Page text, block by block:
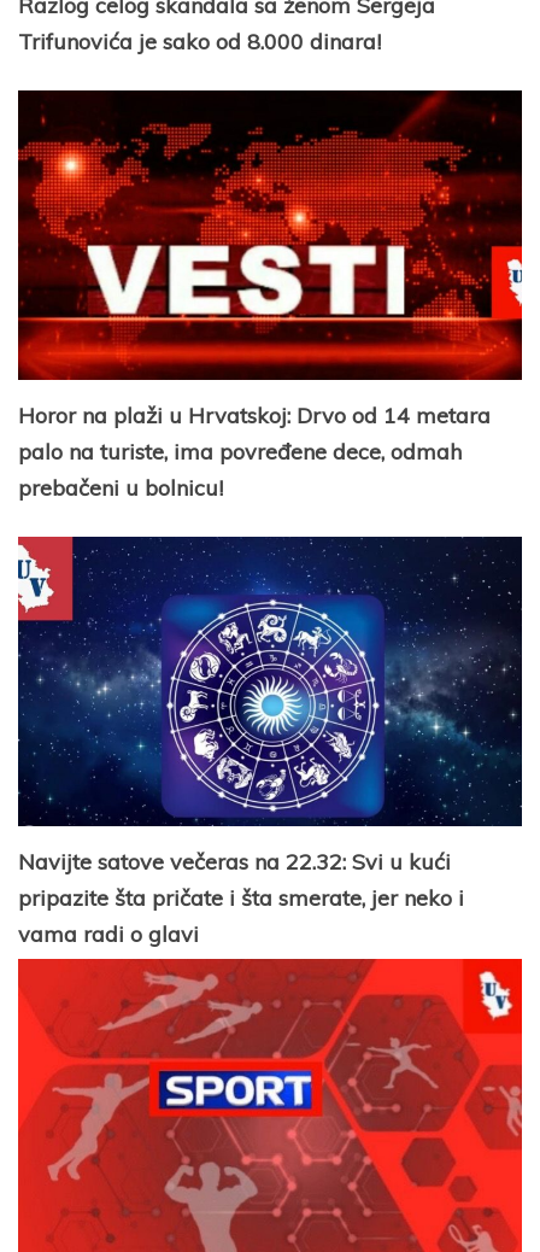
Trifunovića je sako od 8.000 dinara!
Horor na plaži u Hrvatskoj: Drvo od 14 metara
palo na turiste, ima povređene dece, odmah
prebačeni u bolnicu!
Navijte satove večeras na 22.32: Svi u kući
pripazite šta pričate i šta smerate, jer neko i
vama radi o glavi